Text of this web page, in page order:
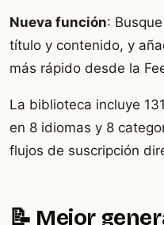
Nueva función:
título y contenido, y
más rápido desde la
La biblioteca incluye
en 8 idiomas y 8
flujos de suscripción
📝 Mejor